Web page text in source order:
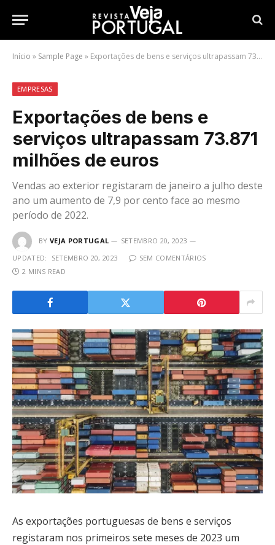
Início » Sample Page » Exportações de bens e serviços ultrapassam 73.871 milhões de euros
EMPRESAS
Exportações de bens e
serviços ultrapassam 73.871
milhões de euros
Vendas ao exterior registaram de janeiro a julho deste
ano um aumento de 7,9 por cento face ao mesmo
período de 2022.
BY VEJA PORTUGAL
SETEMBRO 20, 2023
UPDATED:
SETEMBRO 20, 2023
SEM COMENTÁRIOS
2 MINS READ
As exportações portuguesas de bens e serviços
registaram nos primeiros sete meses de 2023 um